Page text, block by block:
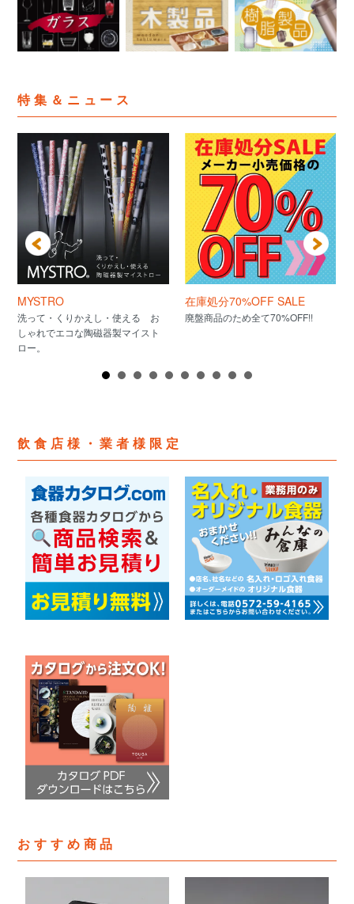
特集＆ニュース
MYSTRO
洗って・くりかえし・使える お
しゃれでエコな陶磁器製マイスト
ロー。
在庫処分70%OFF SALE
廃盤商品のため全て70%OFF!!
飲食店様・業者様限定
おすすめ商品